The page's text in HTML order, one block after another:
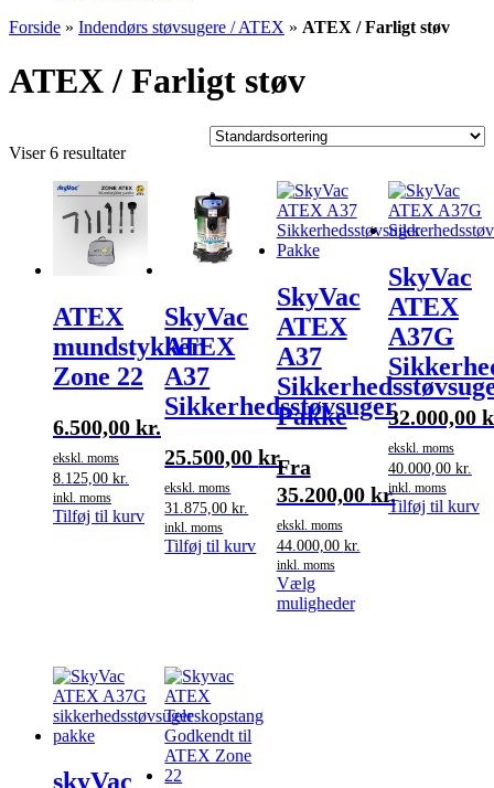
Forside » Indendørs støvsugere / ATEX » ATEX / Farligt støv
ATEX / Farligt støv
Viser 6 resultater
ATEX
mundstykker
Zone 22
6.500,00 kr.
ekskl. moms
8.125,00 kr.
inkl. moms
Tilføj til kurv
SkyVac
ATEX
A37
Sikkerhedsstøvsuger
25.500,00kr.
ekskl. moms
31.875,00kr.
inkl. moms
Tilføj til kurv
SkyVac
ATEX
A37
Pakke
Fra
35.200,00 kr.
ekskl. moms
44.000,00 kr.
inkl. moms
Vælg
mulighederDette
SkyVac
ATEX
A37G
32.000,00
ekskl. moms
40.000,00 kr.
inkl. moms
Tilføj til kurv
skyVac